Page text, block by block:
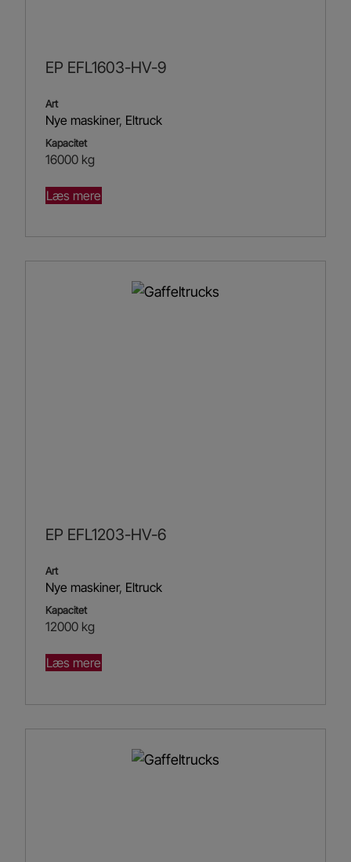
EP EFL1603-HV-9
Art
Nye maskiner, Eltruck
Kapacitet
16000 kg
Læs mere
EP EFL1203-HV-6
Art
Nye maskiner, Eltruck
Kapacitet
12000 kg
Læs mere